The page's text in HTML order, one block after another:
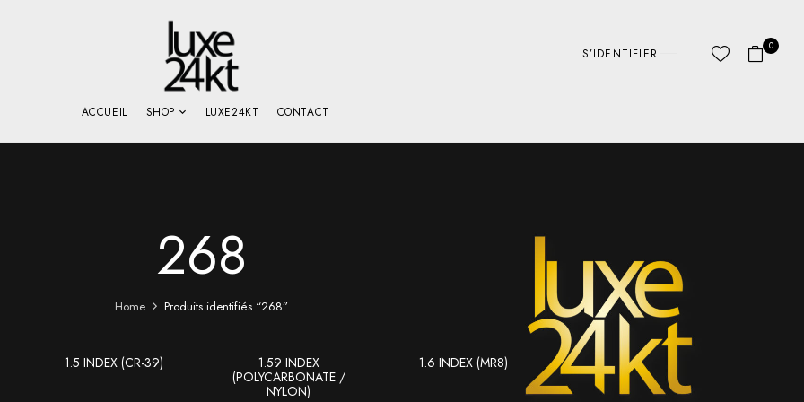
S’IDENTIFIER
0
ACCUEIL SHOP LUXE24KT CONTACT
268
Home Produits identifiés “268”
1.5 INDEX (CR-39)
1.59 INDEX
(POLYCARBONATE /
NYLON)
1.6 INDEX (MR8) ABC LINES